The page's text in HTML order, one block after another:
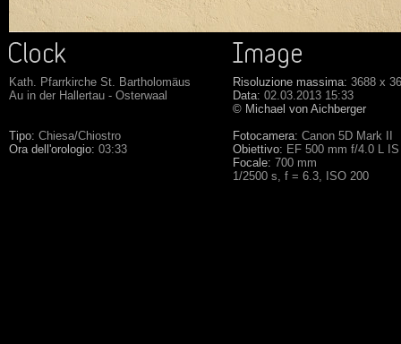
Kath. Pfarrkirche St. Bartholomäus
Au in der Hallertau - Osterwaal
Tipo: Chiesa/Chiostro
Ora dell'orologio: 03:33
Risoluzione massima: 3688 x
Data: 02.03.2013 15:33
© Michael von Aichberger
Fotocamera: Canon 5D Mark II
Obiettivo: EF 500 mm f/4.0 L
Focale: 700 mm
1/2500 s, f = 6.3, ISO 200